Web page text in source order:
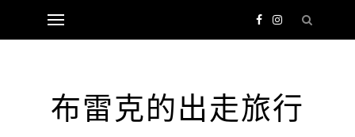
布雷克的出走旅行